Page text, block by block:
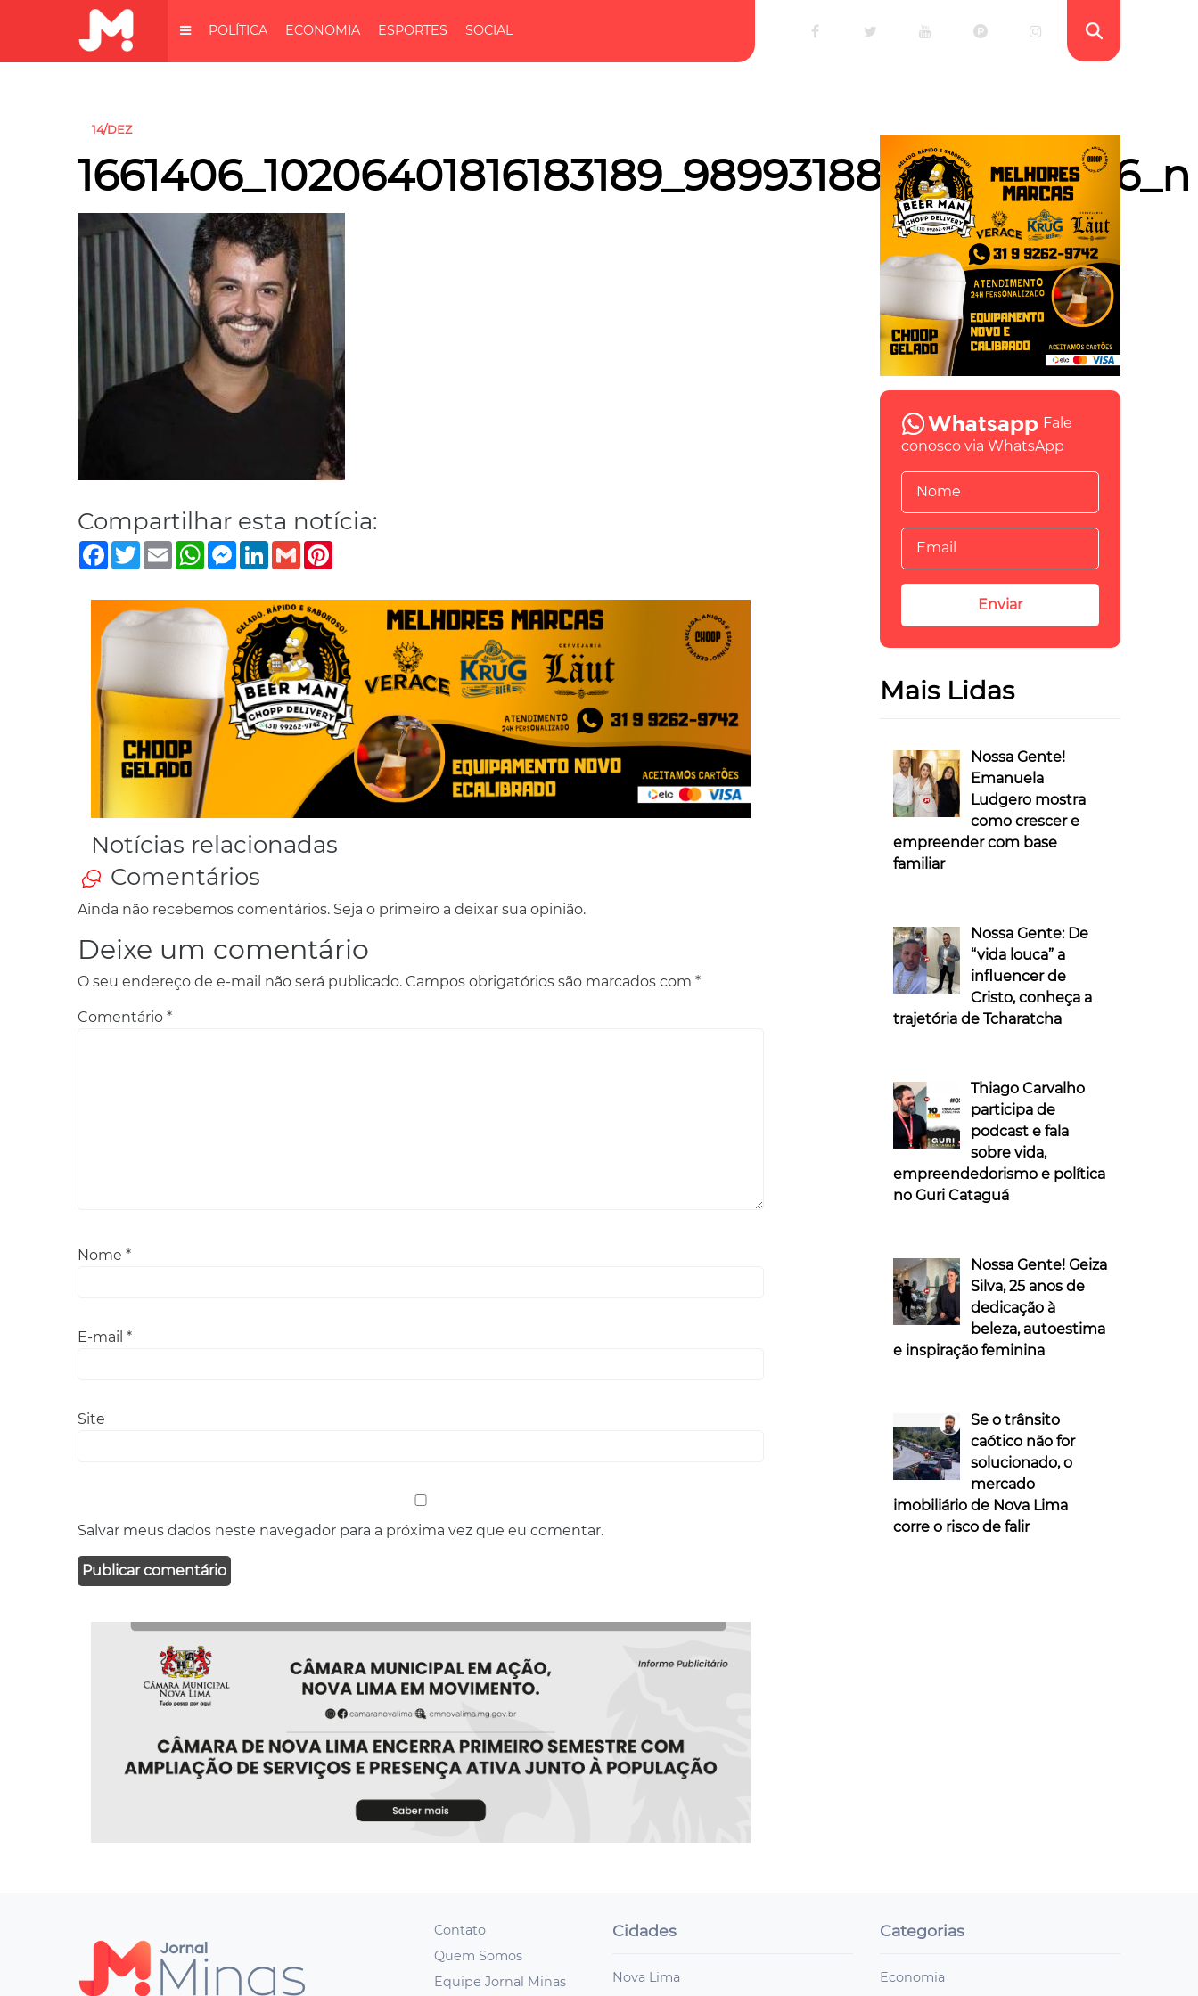
POLÍTICA ECONOMIA ESPORTES SOCIAL
14/DEZ
1661406_10206401816183189_989931884953289586_n
Compartilhar esta notícia:
Facebook
TwitterEmailWhatsApp
Messenger
LinkedIn
Gmail
Notícias relacionadas
Comentários
Ainda não recebemos comentários. Seja o primeiro a deixar sua opinião.
Deixe um comentário
O seu endereço de e-mail não será publicado. Campos obrigatórios são marcados com *
Comentário *
Nome *
E-mail *
Site
Salvar meus dados neste navegador para a próxima vez que eu comentar.
Fale
conosco via WhatsApp
Mais Lidas
Nossa Gente!
Emanuela
Ludgero mostra
como crescer e
empreender com base
familiar
Nossa Gente: De
“vida louca” a
influencer de
Cristo, conheça a
trajetória de Tcharatcha
Thiago Carvalho
participa de
podcast e fala
sobre vida,
empreendedorismo e política
no Guri Cataguá
Nossa Gente! Geiza
Silva, 25 anos de
dedicação à
beleza, autoestima
e inspiração feminina
Se o trânsito
caótico não for
solucionado, o
mercado
imobiliário de Nova Lima
corre o risco de falir
Contato
Quem Somos
Equipe Jornal Minas
Cidades
Nova Lima
Categorias
Economia